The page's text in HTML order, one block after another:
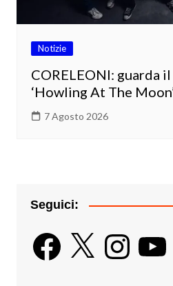
Notizie
CORELEONI: guarda
‘Howling At The
7 Agosto 2026
Seguici:
Facebook
X InstagramYouTube